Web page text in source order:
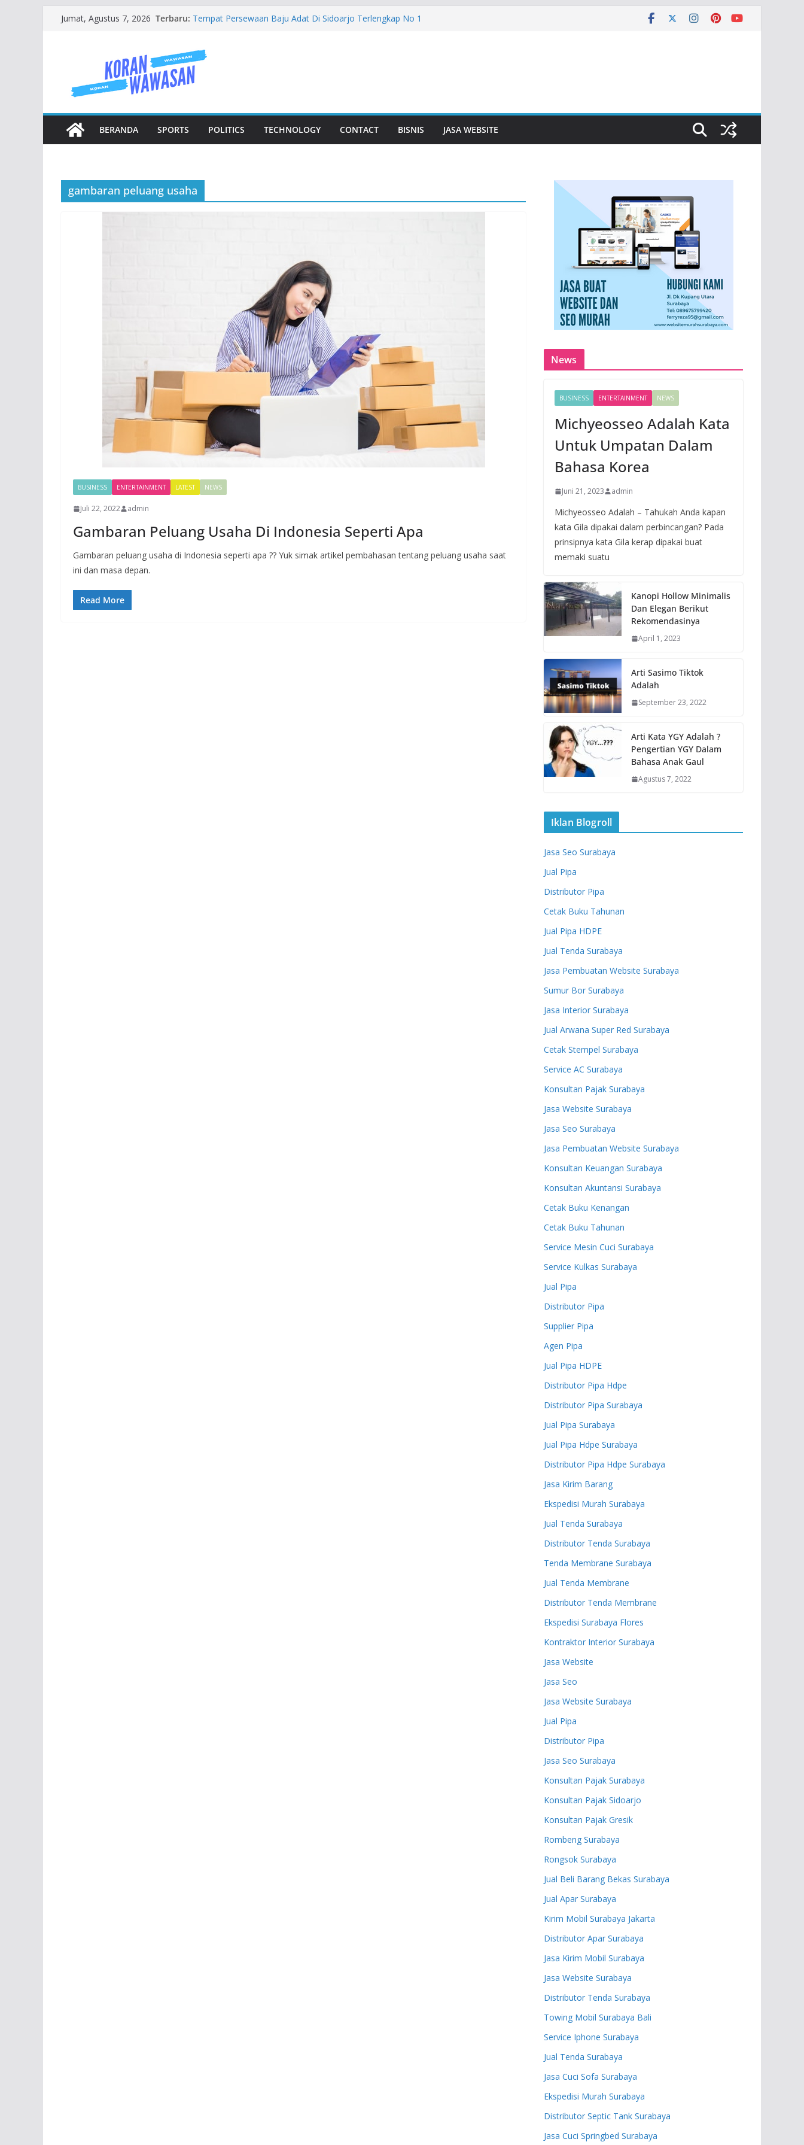
Jumat, Agustus 7, 2026 Terbaru: Tempat Persewaan Baju Adat Di Sidoarjo Terlengkap No 1
Jenis Jenis Karangan Bunga Yang Sering Kita Jumpai
Mengenal Baju Wisuda Lebih Dalam
Jasa Buat Website Surabaya Solusi Digital Bisnis Modern
BERANDA SPORTS POLITICS TECHNOLOGY CONTACT BISNIS JASA WEBSITE
gambaran peluang usaha
BUSINESS ENTERTAINMENT LATEST NEWS
Juli 22, 2022 admin
Gambaran Peluang Usaha Di Indonesia Seperti Apa
Gambaran peluang usaha di Indonesia seperti apa ?? Yuk simak artikel pembahasan tentang peluang usaha saat
ini dan masa depan.
Read More
News
BUSINESS ENTERTAINMENT NEWS
Michyeosseo Adalah Kata
Untuk Umpatan Dalam
Bahasa Korea
Juni 21, 2023 admin
Michyeosseo Adalah – Tahukah Anda kapan
kata Gila dipakai dalam perbincangan? Pada
prinsipnya kata Gila kerap dipakai buat
memaki suatu
Kanopi Hollow Minimalis
Dan Elegan Berikut
Rekomendasinya
April 1, 2023
Arti Sasimo Tiktok
Adalah
September 23, 2022
Arti Kata YGY Adalah ?
Pengertian YGY Dalam
Bahasa Anak Gaul
Agustus 7, 2022
Iklan Blogroll
Jasa Seo Surabaya
Jual Pipa
Distributor Pipa
Cetak Buku Tahunan
Jual Pipa HDPE
Jual Tenda Surabaya
Jasa Pembuatan Website Surabaya
Sumur Bor Surabaya
Jasa Interior Surabaya
Jual Arwana Super Red Surabaya
Cetak Stempel Surabaya
Service AC Surabaya
Konsultan Pajak Surabaya
Jasa Website Surabaya
Jasa Seo Surabaya
Jasa Pembuatan Website Surabaya
Konsultan Keuangan Surabaya
Konsultan Akuntansi Surabaya
Cetak Buku Kenangan
Cetak Buku Tahunan
Service Mesin Cuci Surabaya
Service Kulkas Surabaya
Jual Pipa
Distributor Pipa
Supplier Pipa
Agen Pipa
Jual Pipa HDPE
Distributor Pipa Hdpe
Distributor Pipa Surabaya
Jual Pipa Surabaya
Jual Pipa Hdpe Surabaya
Distributor Pipa Hdpe Surabaya
Jasa Kirim Barang
Ekspedisi Murah Surabaya
Jual Tenda Surabaya
Distributor Tenda Surabaya
Tenda Membrane Surabaya
Jual Tenda Membrane
Distributor Tenda Membrane
Ekspedisi Surabaya Flores
Kontraktor Interior Surabaya
Jasa Website
Jasa Seo
Jasa Website Surabaya
Jual Pipa
Distributor Pipa
Jasa Seo Surabaya
Konsultan Pajak Surabaya
Konsultan Pajak Sidoarjo
Konsultan Pajak Gresik
Rombeng Surabaya
Rongsok Surabaya
Jual Beli Barang Bekas Surabaya
Jual Apar Surabaya
Kirim Mobil Surabaya Jakarta
Distributor Apar Surabaya
Jasa Kirim Mobil Surabaya
Jasa Website Surabaya
Distributor Tenda Surabaya
Towing Mobil Surabaya Bali
Service Iphone Surabaya
Jual Tenda Surabaya
Jasa Cuci Sofa Surabaya
Ekspedisi Murah Surabaya
Distributor Septic Tank Surabaya
Jasa Cuci Springbed Surabaya